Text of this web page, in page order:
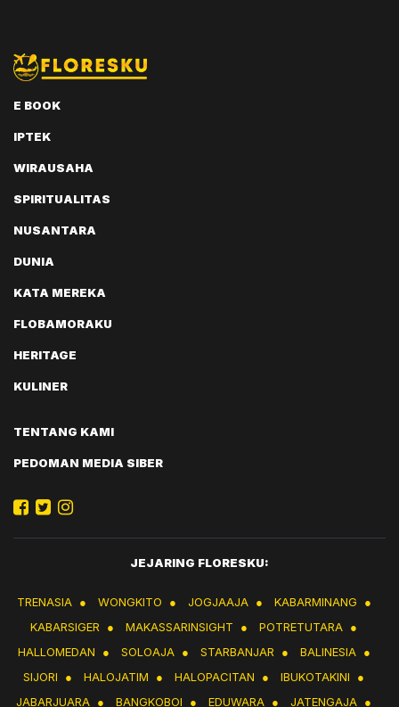
E BOOK
IPTEK
WIRAUSAHA
SPIRITUALITAS
NUSANTARA
DUNIA
KATA MEREKA
FLOBAMORAKU
HERITAGE
KULINER
TENTANG KAMI
PEDOMAN MEDIA SIBER
JEJARING FLORESKU:
TRENASIA ● WONGKITO ● JOGJAAJA ● KABARMINANG
●
KABARSIGER
● MAKASSARINSIGHT ● POTRETUTARA ●
HALLOMEDAN
● SOLOAJA ● STARBANJAR ● BALINESIA ●
SIJORI
● HALOJATIM ● HALOPACITAN ● IBUKOTAKINI
●
JABARJUARA ● BANGKOBOI ● EDUWARA ● JATENGAJA ●